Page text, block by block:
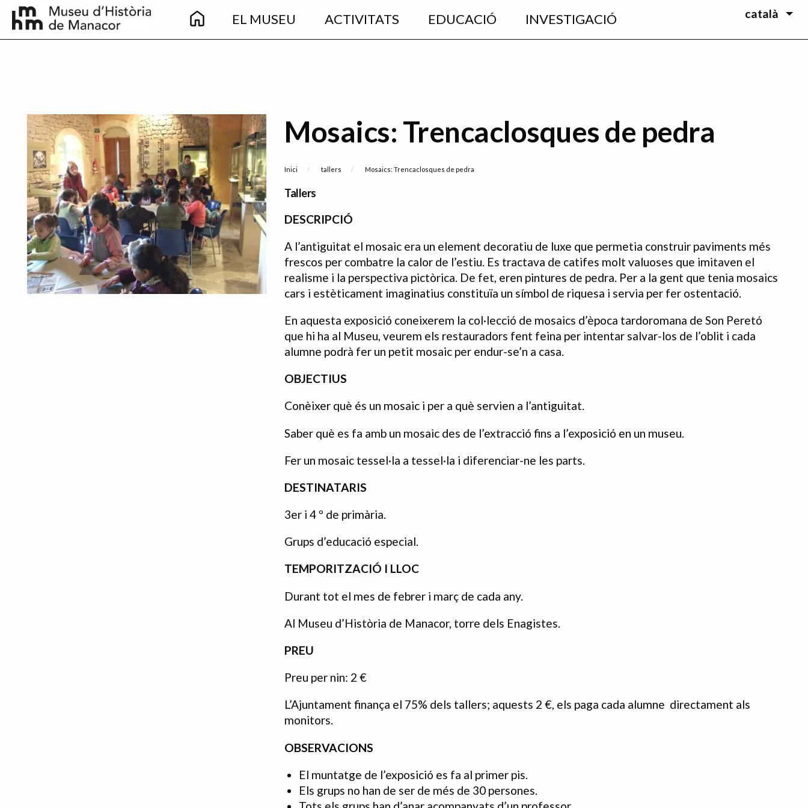
Vés al contingut
Main
navigation
EL MUSEU ACTIVITATS EDUCACIÓ INVESTIGACIÓ català
Mosaics: Trencaclosques de pedra
Fil d'Ariadna
Inici tallers Current:
Mosaics: Trencaclosques de pedra
Tallers
DESCRIPCIÓ
A l’antiguitat el mosaic era un element decoratiu de luxe que permetia construir paviments més
frescos per combatre la calor de l’estiu. Es tractava de catifes molt valuoses que imitaven el
realisme i la perspectiva pictòrica. De fet, eren pintures de pedra. Per a la gent que tenia mosaics
cars i estèticament imaginatius constituïa un símbol de riquesa i servia per fer ostentació.
En aquesta exposició coneixerem la col·lecció de mosaics d’època tardoromana de Son Peretó
que hi ha al Museu, veurem els restauradors fent feina per intentar salvar-los de l’oblit i cada
alumne podrà fer un petit mosaic per endur-se’n a casa.
OBJECTIUS
Conèixer què és un mosaic i per a què servien a l’antiguitat.
Saber què es fa amb un mosaic des de l’extracció fins a l’exposició en un museu.
Fer un mosaic tessel·la a tessel·la i diferenciar-ne les parts.
DESTINATARIS
3er i 4 º de primària.
Grups d’educació especial.
TEMPORITZACIÓ I LLOC
Durant tot el mes de febrer i març de cada any.
Al Museu d’Història de Manacor, torre dels Enagistes.
PREU
Preu per nin: 2 €
L’Ajuntament finança el 75% dels tallers; aquests 2 €, els paga cada alumne directament als
monitors.
OBSERVACIONS
El muntatge de l’exposició es fa al primer pis.
Els grups no han de ser de més de 30 persones.